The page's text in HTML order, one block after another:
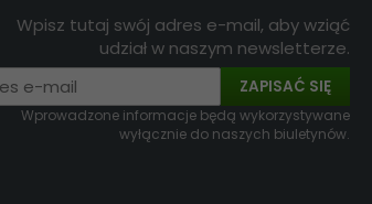
Wpisz tutaj swój adres e-mail, aby wziąć
udział w naszym newsletterze.
ZAPISAĆ SIĘ
Wprowadzone informacje będą wykorzystywane
wyłącznie do naszych biuletynów.